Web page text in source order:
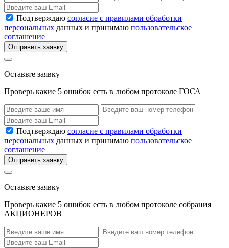
Подтверждаю согласие с правилами обработки
персональных данных и принимаю пользовательское
соглашение
Отправить заявку
Оставьте заявку
Проверь какие 5 ошибок есть в любом протоколе ГОСА
Подтверждаю согласие с правилами обработки
персональных данных и принимаю пользовательское
соглашение
Отправить заявку
Оставьте заявку
Проверь какие 5 ошибок есть в любом протоколе собрания
АКЦИОНЕРОВ